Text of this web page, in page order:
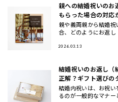
親への結婚祝いのお
もらった場合の対応
親や義両親から結婚
合、どのようにお返
ーから、100
2026.03.13
結婚祝いのお返し（
正解？ギフト選びの
結婚内祝いは、お祝
るのが一般的なマナ